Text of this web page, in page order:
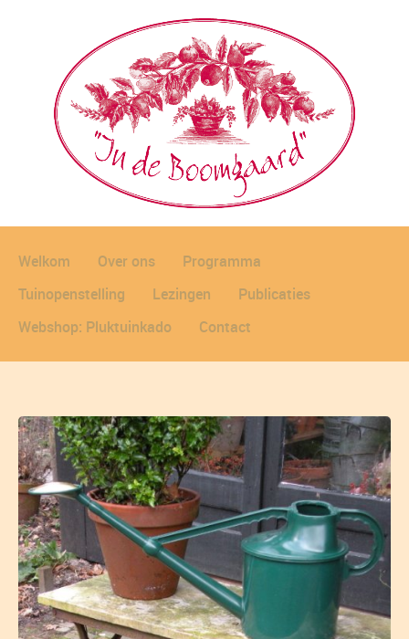
Welkom Over ons
Programma
Tuinopenstelling
Lezingen
Publicaties
Webshop: Pluktuinkado
Contact